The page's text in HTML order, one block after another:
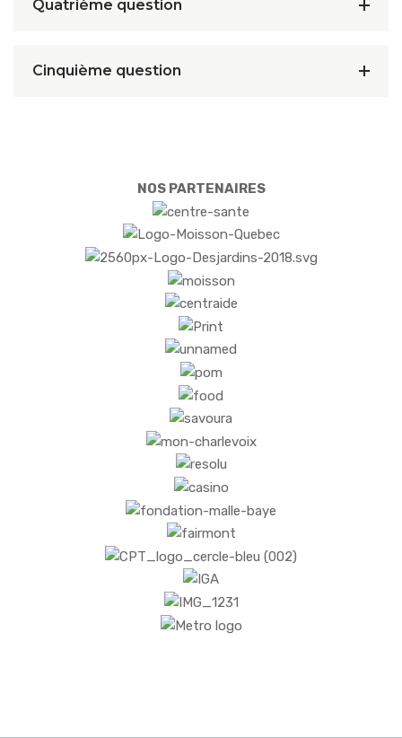
Quatrième question
Cinquième question
NOS PARTENAIRES